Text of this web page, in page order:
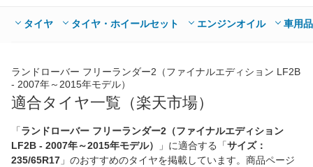
タイヤ タイヤ・ホイールセット エンジンオイル 車用品
ランドローバー フリーランダー2（ファイナルエディション LF2B
- 2007年～2015年モデル）
適合タイヤ一覧（楽天市場）
「ランドローバー フリーランダー2（ファイナルエディション
LF2B - 2007年～2015年モデル）
」に適合する「サイズ：
235/65R17 」のおすすめのタイヤを掲載しています。商品ページ